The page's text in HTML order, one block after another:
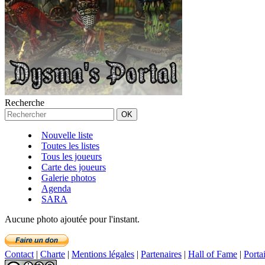
Recherche
Nouvelle liste
Toutes les listes
Tous les joueurs
Carte des joueurs
Galerie photos
Agenda
SARA
Aucune photo ajoutée pour l'instant.
Contact | Charte | Mentions légales | Partenaires | Hall of Fame |